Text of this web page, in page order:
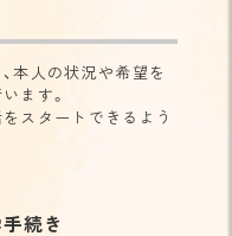
本人の状況や希望を
ます。
スタートできるよう
続き